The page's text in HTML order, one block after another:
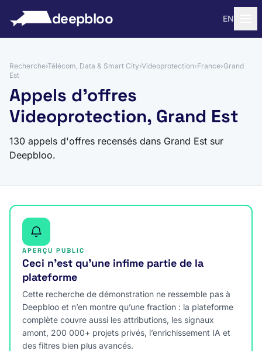
deepbloo EN
Recherche›Télécom, Data & Smart City›Videoprotection›France›Grand
Est
Appels d'offres
Videoprotection, Grand Est
130 appels d'offres recensés dans Grand Est sur
Deepbloo.
APERÇU PUBLIC
Ceci n’est qu’une infime partie de la
plateforme
Cette recherche de démonstration ne ressemble pas à
Deepbloo et n’en montre qu’une fraction : la plateforme
complète couvre aussi les attributions, les signaux
amont, 200 000+ projets privés, l’enrichissement IA et
des filtres bien plus avancés.